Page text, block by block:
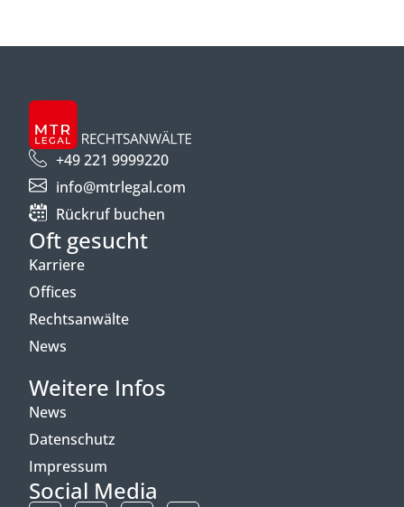
+49 221 9999220
info@mtrlegal.com
Rückruf buchen
Oft gesucht
Karriere
Offices
Rechtsanwälte
News
Weitere Infos
News
Datenschutz
Impressum
Social Media